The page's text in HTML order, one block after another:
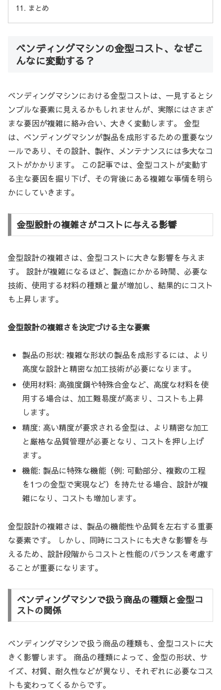
まとめ
ベンディングマシンの金型コスト、なぜこ
んなに変動する？
ベンディングマシンにおける金型コストは、一見するとシ
ンプルな要素に見えるかもしれませんが、実際にはさまざ
まな要因が複雑に絡み合い、大きく変動します。 金型
は、ベンディングマシンが製品を成形するための重要なツ
ールであり、その設計、製作、メンテナンスには多大なコ
ストがかかります。 この記事では、金型コストが変動す
る主な要因を掘り下げ、その背後にある複雑な事情を明ら
かにしていきます。
金型設計の複雑さがコストに与える影響
金型設計の複雑さは、金型コストに大きな影響を与えま
す。 設計が複雑になるほど、製造にかかる時間、必要な
技術、使用する材料の種類と量が増加し、結果的にコスト
も上昇します。
金型設計の複雑さを決定づける主な要素
製品の形状: 複雑な形状の製品を成形するには、より
高度な設計と精密な加工技術が必要になります。
使用材料: 高強度鋼や特殊合金など、高度な材料を使
用する場合は、加工難易度が高まり、コストも上昇
します。
精度: 高い精度が要求される金型は、より精密な加工
と厳格な品質管理が必要となり、コストを押し上げ
ます。
機能: 製品に特殊な機能（例: 可動部分、複数の工程
を1つの金型で実現など）を持たせる場合、設計が複
雑になり、コストも増加します。
金型設計の複雑さは、製品の機能性や品質を左右する重要
な要素です。 しかし、同時にコストにも大きな影響を与
えるため、設計段階からコストと性能のバランスを考慮す
ることが重要になります。
ベンディングマシンで扱う商品の種類と金型コ
ストの関係
ベンディングマシンで扱う商品の種類も、金型コストに大
きく影響します。 商品の種類によって、金型の形状、サ
イズ、材質、耐久性などが異なり、それぞれに必要なコス
トも変わってくるからです。